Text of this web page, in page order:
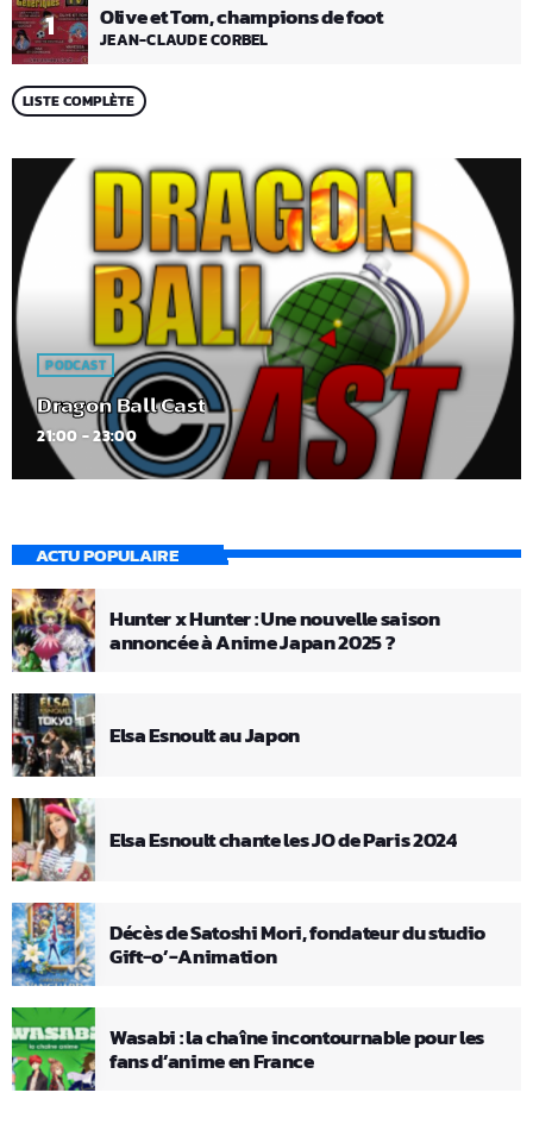
1 Olive et Tom, champions de foot
JEAN-CLAUDE CORBEL
LISTE COMPLÈTE
PODCAST
Dragon Ball Cast
21:00 - 23:00
ACTU POPULAIRE
Hunter x Hunter : Une nouvelle saison
annoncée à Anime Japan 2025 ?
Elsa Esnoult au Japon
Elsa Esnoult chante les JO de Paris 2024
Décès de Satoshi Mori, fondateur du studio
Gift-o’-Animation
Wasabi : la chaîne incontournable pour les
fans d’anime en France